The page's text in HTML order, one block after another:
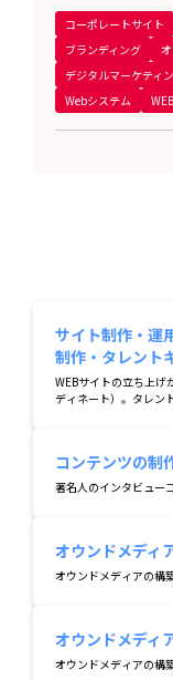
コーポレートサイト
ブランディング
デジタルマーケティ
Webシステム
サイト制作・運
制作・タレント
WEBサイトの立ち上げ
ディネート）。タレン
コンテンツの制
著名人のインタビュー
オウンドメディ
オウンドメディアの構築
オウンドメディ
オウンドメディアの構築